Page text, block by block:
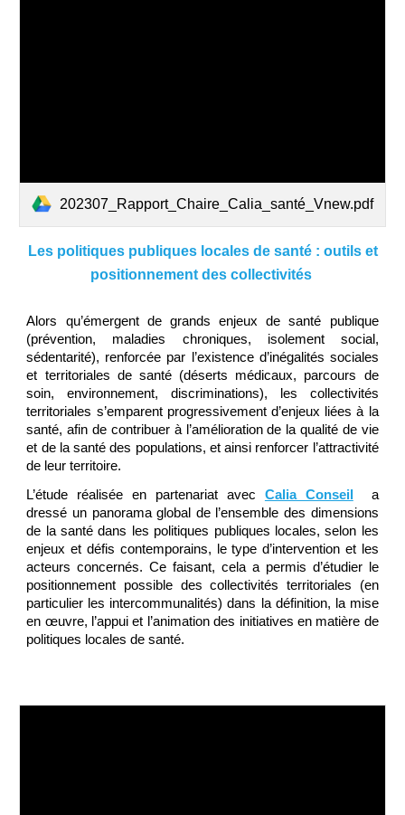
202307_Rapport_Chaire_Calia_santé_Vnew.pdf
Les politiques publiques locales de santé : outils et
positionnement des collectivités
Alors qu’émergent de grands enjeux de santé publique
(prévention, maladies chroniques, isolement social,
sédentarité), renforcée par l’existence d’inégalités sociales
et territoriales de santé (déserts médicaux, parcours de
soin, environnement, discriminations), les collectivités
territoriales s’emparent progressivement d’enjeux liées à la
santé, afin de contribuer à l’amélioration de la qualité de vie
et de la santé des populations, et ainsi renforcer l’attractivité
de leur territoire.
L’étude réalisée en partenariat avec Calia Conseila
dressé un panorama global de l’ensemble des dimensions
de la santé dans les politiques publiques locales, selon les
enjeux et défis contemporains, le type d’intervention et les
acteurs concernés. Ce faisant, cela a permis d’étudier le
positionnement possible des collectivités territoriales (en
particulier les intercommunalités) dans la définition, la mise
en œuvre, l’appui et l’animation des initiatives en matière de
politiques locales de santé.